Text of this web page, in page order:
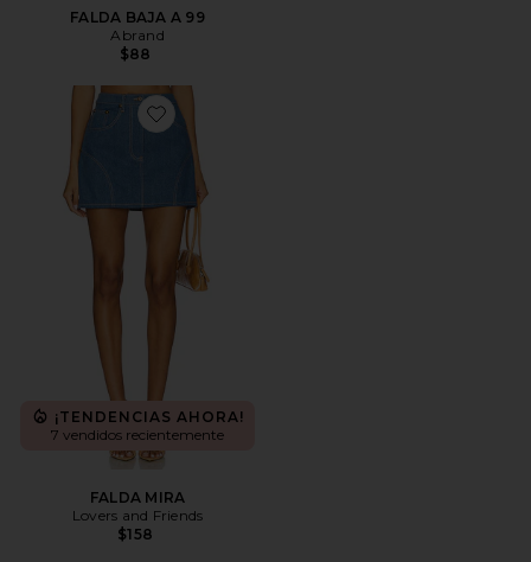
FALDA BAJA A 99
Abrand
$88
Favorite FALDA MIRA
¡TENDENCIAS AHORA!
7 vendidos recientemente
FALDA MIRA
Lovers and Friends
$158